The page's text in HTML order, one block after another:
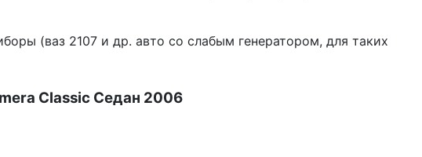
(ваз 2107 и др. авто со слабым генератором, для таких
Classic Седан 2006